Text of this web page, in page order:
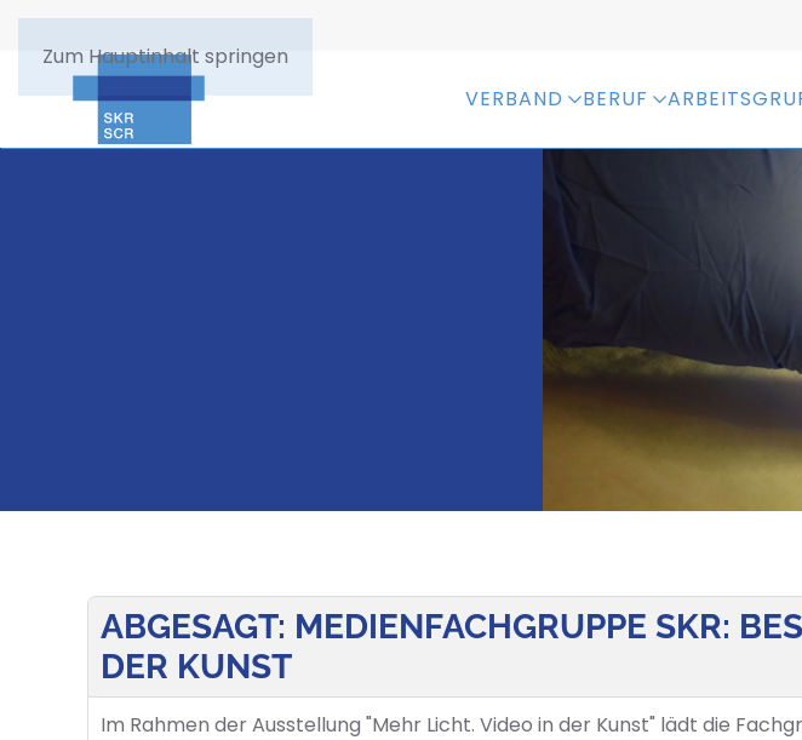
Zum Hauptinhalt springen
VERBAND BERUF
ABGESAGT: MEDIENFACHGRUPPE SKR:
DER KUNST
Im Rahmen der Ausstellung "Mehr Licht. Video in der Kunst" lädt die